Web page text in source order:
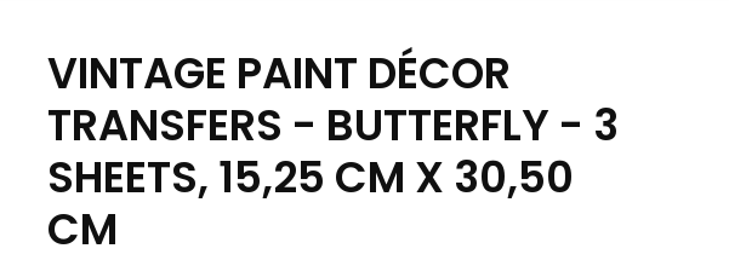
VINTAGE PAINT DÉCOR
TRANSFERS - BUTTERFLY - 3
SHEETS, 15,25 CM X 30,50
CM